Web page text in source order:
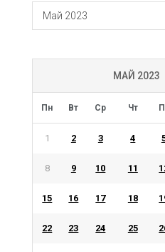
АРХИВ
Май 2023
МАЙ 2023
Пн Вт Ср Чт
1 2 3 4
8 9 10 11
15 16 17 18
22 23 24 25